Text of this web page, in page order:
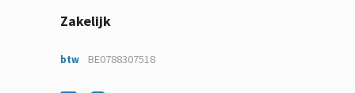
Zakelijk
btw BE0788307518